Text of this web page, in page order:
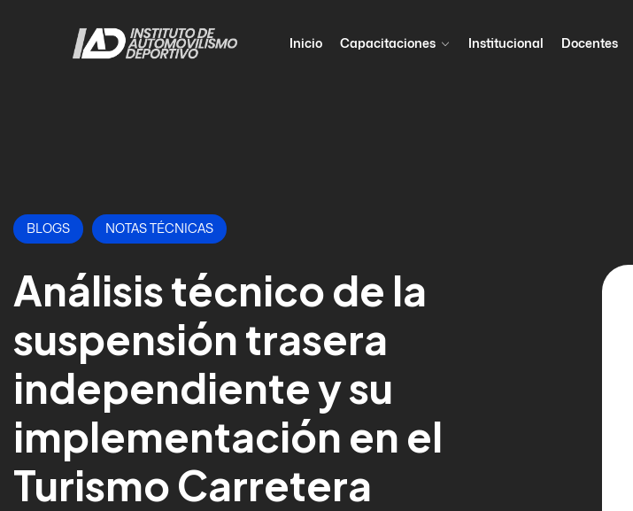
Inicio Capacitaciones Institucional Docentes
BLOGS NOTAS TÉCNICAS
Análisis técnico de la
suspensión trasera
independiente y su
implementación en el
Turismo Carretera